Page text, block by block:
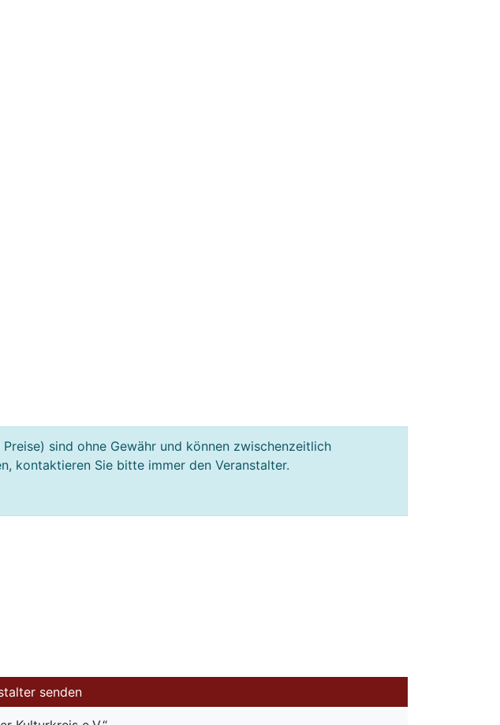
sind ohne Gewähr und können zwischenzeitlich
kontaktieren Sie bitte immer den Veranstalter.
senden